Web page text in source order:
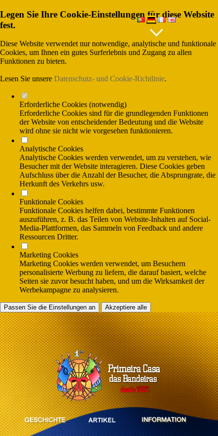
Legen Sie Ihre Cookie-Einstellungen für diese Website
fest.
Diese Website verwendet nur notwendige, analytische und funktionale
Cookies, um Ihnen ein gutes Surferlebnis und Zugang zu allen
Funktionen zu bieten.
Lesen Sie unsere Datenschutz- und Cookie-Richtlinie.
Erforderliche Cookies (notwendig)
Erforderliche Cookies sind für die grundlegenden Funktionen
der Website von entscheidender Bedeutung und die Website
wird ohne sie nicht wie vorgesehen funktionieren.
Analytische Cookies
Analytische Cookies werden verwendet, um zu verstehen, wie
Besucher mit der Website interagieren. Diese Cookies geben
Aufschluss über die Anzahl der Besucher, die Absprungrate, die
Herkunft des Verkehrs usw.
Funktionale Cookies
Funktionale Cookies helfen dabei, bestimmte Funktionen
auszuführen, z. B. das Teilen von Website-Inhalten auf Social-
Media-Plattformen, das Sammeln von Feedback und andere
Ressourcen Dritter.
Marketing Cookies
Marketing Cookies werden verwendet, um Besuchern
personalisierte Werbung zu liefern, die darauf basiert, welche
Seiten sie zuvor besucht haben, und um die Wirksamkeit der
Werbekampagne zu analysieren.
Passen Sie die Einstellungen an Akzeptiere alle
SPRACHEN
Mobilfunknetx)